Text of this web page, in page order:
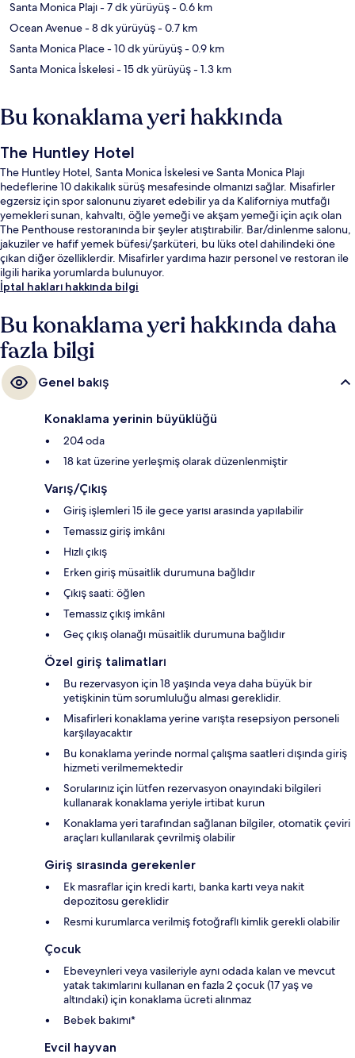
Santa Monica Plajı- 7 dk yürüyüş- 0.6 km
Ocean Avenue- 8 dk yürüyüş- 0.7 km
Santa Monica Place- 10 dk yürüyüş- 0.9 km
Santa Monica İskelesi- 15 dk yürüyüş- 1.3 km
Bu konaklama yeri hakkında
The Huntley Hotel
The Huntley Hotel, Santa Monica İskelesi ve Santa Monica Plajı
hedeflerine 10 dakikalık sürüş mesafesinde olmanızı sağlar. Misafirler
egzersiz için spor salonunu ziyaret edebilir ya da Kaliforniya mutfağı
yemekleri sunan, kahvaltı, öğle yemeği ve akşam yemeği için açık olan
The Penthouse restoranında bir şeyler atıştırabilir. Bar/dinlenme salonu,
jakuziler ve hafif yemek büfesi/şarküteri, bu lüks otel dahilindeki öne
çıkan diğer özelliklerdir. Misafirler yardıma hazır personel ve restoran ile
ilgili harika yorumlarda bulunuyor.
İptal hakları hakkında bilgi
Bu konaklama yeri hakkında daha
fazla bilgi
Genel bakış
Konaklama yerinin büyüklüğü
204 oda
18 kat üzerine yerleşmiş olarak düzenlenmiştir
Varış/Çıkış
Giriş işlemleri 15 ile gece yarısı arasında yapılabilir
Temassız giriş imkânı
Hızlı çıkış
Erken giriş müsaitlik durumuna bağlıdır
Çıkış saati: öğlen
Temassız çıkış imkânı
Geç çıkış olanağı müsaitlik durumuna bağlıdır
Özel giriş talimatları
Bu rezervasyon için 18 yaşında veya daha büyük bir
yetişkinin tüm sorumluluğu alması gereklidir.
Misafirleri konaklama yerine varışta resepsiyon personeli
karşılayacaktır
Bu konaklama yerinde normal çalışma saatleri dışında giriş
hizmeti verilmemektedir
Sorularınız için lütfen rezervasyon onayındaki bilgileri
kullanarak konaklama yeriyle irtibat kurun
Konaklama yeri tarafından sağlanan bilgiler, otomatik çeviri
araçları kullanılarak çevrilmiş olabilir
Giriş sırasında gerekenler
Ek masraflar için kredi kartı, banka kartı veya nakit
depozitosu gereklidir
Resmi kurumlarca verilmiş fotoğraflı kimlik gerekli olabilir
Çocuk
Ebeveynleri veya vasileriyle aynı odada kalan ve mevcut
yatak takımlarını kullanan en fazla 2 çocuk (17 yaş ve
altındaki) için konaklama ücreti alınmaz
Bebek bakımı*
Evcil hayvan